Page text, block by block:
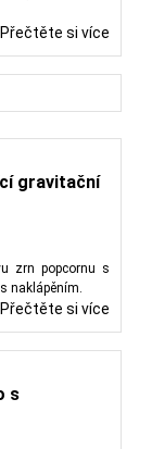
gravitační
zrn popcornu s
naklápěním.
Přečtěte si více
s
Přečtěte si více